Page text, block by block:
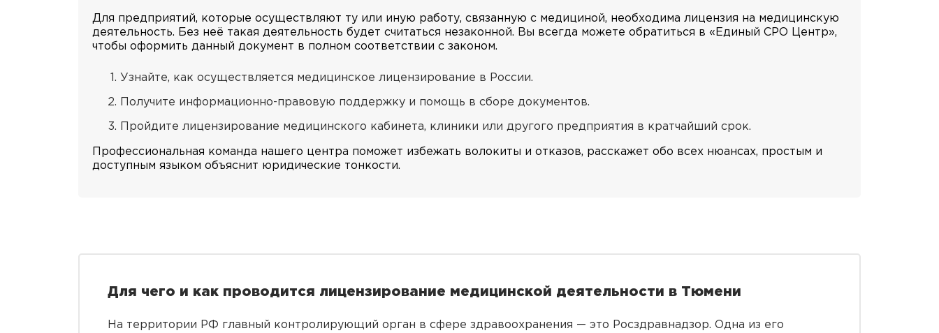
Для предприятий, которые осуществляют ту или иную работу, связанную с медициной, необходима лицензия на медицинскую
деятельность. Без неё такая деятельность будет считаться незаконной. Вы всегда можете обратиться в «Единый СРО Центр»,
чтобы оформить данный документ в полном соответствии с законом.
Узнайте, как осуществляется медицинское лицензирование в России.
Получите информационно-правовую поддержку и помощь в сборе документов.
Пройдите лицензирование медицинского кабинета, клиники или другого предприятия в кратчайший срок.
Профессиональная команда нашего центра поможет избежать волокиты и отказов, расскажет обо всех нюансах, простым и
доступным языком объяснит юридические тонкости.
Для чего и как проводится лицензирование медицинской деятельности в Тюмени
На территории РФ главный контролирующий орган в сфере здравоохранения — это Росздравнадзор. Одна из его